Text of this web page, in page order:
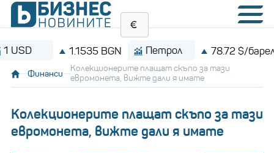
1.1535 BGN Петрол 78.72 $/барел
Финанси
Колекционерите плащат скъпо за тази
евромонета, вижте дали я имате
Колекционерите плащат скъпо за тази
евромонета, вижте дали я имате